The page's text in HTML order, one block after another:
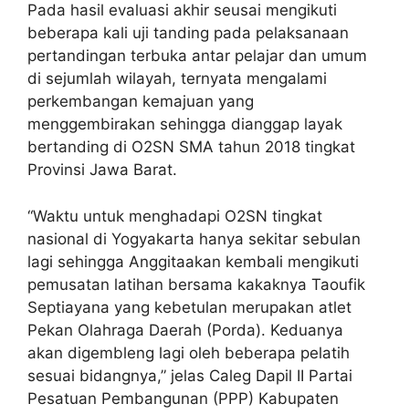
Pada hasil evaluasi akhir seusai mengikuti
beberapa kali uji tanding pada pelaksanaan
pertandingan terbuka antar pelajar dan umum
di sejumlah wilayah, ternyata mengalami
perkembangan kemajuan yang
menggembirakan sehingga dianggap layak
bertanding di O2SN SMA tahun 2018 tingkat
Provinsi Jawa Barat.
“Waktu untuk menghadapi O2SN tingkat
nasional di Yogyakarta hanya sekitar sebulan
lagi sehingga Anggitaakan kembali mengikuti
pemusatan latihan bersama kakaknya Taoufik
Septiayana yang kebetulan merupakan atlet
Pekan Olahraga Daerah (Porda). Keduanya
akan digembleng lagi oleh beberapa pelatih
sesuai bidangnya,” jelas Caleg Dapil II Partai
Pesatuan Pembangunan (PPP) Kabupaten